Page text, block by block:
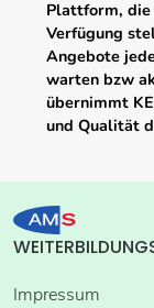
Plattform,
Verfügung
Angebote
warten bzw
übernimmt
und Qualität
Impressum